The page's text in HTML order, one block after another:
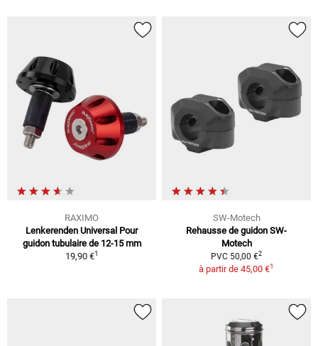
RAXIMO
Lenkerenden Universal Pour
guidon tubulaire de 12-15 mm
19,90 €1
SW-Motech
Rehausse de guidon SW-
Motech
PVC 50,00 €2
à partir de 45,00 €1